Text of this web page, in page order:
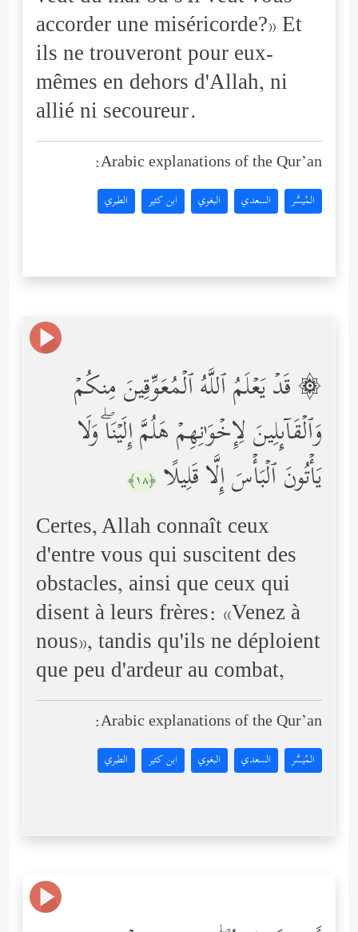
accorder une miséricorde?» Et
ils ne trouveront pour eux-
mêmes en dehors d'Allah, ni
allié ni secoureur.
Arabic explanations of the Qur’an:
المُيسَّر السعدي البغوي ابن كثير الطبري
۞ قَدۡ یَعۡلَمُ ٱللَّهُ ٱلۡمُعَوِّقِینَ مِنكُمۡ
وَٱلۡقَاۤىِٕلِینَ لِإِخۡوَ ٰ⁠نِهِمۡ هَلُمَّ إِلَیۡنَاۖ وَلَا
یَأۡتُونَ ٱلۡبَأۡسَ إِلَّا قَلِیلًا ﴿١٨﴾
Certes, Allah connaît ceux
d'entre vous qui suscitent des
obstacles, ainsi que ceux qui
disent à leurs frères: «Venez à
nous», tandis qu'ils ne déploient
que peu d'ardeur au combat,
Arabic explanations of the Qur’an:
المُيسَّر السعدي البغوي ابن كثير الطبري